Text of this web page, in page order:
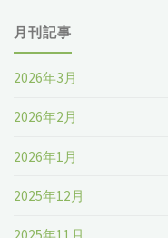
月刊記事
2026年3月
2026年2月
2026年1月
2025年12月